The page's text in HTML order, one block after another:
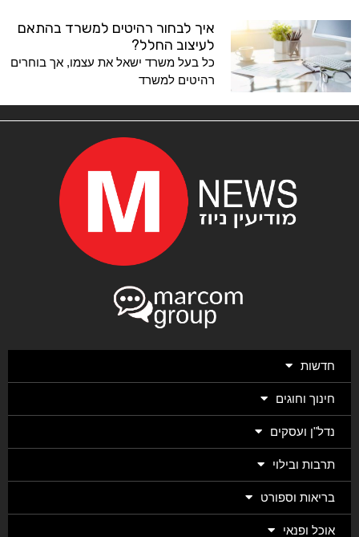
איך לבחור רהיטים למשרד בהתאם
לעיצוב החלל?
כל בעל משרד ישאל את עצמו, אך בוחרים
רהיטים למשרד
חדשות
חינוך וחוגים
נדל"ן ועסקים
תרבות ובילוי
בריאות וספורט
אוכל ופנאי